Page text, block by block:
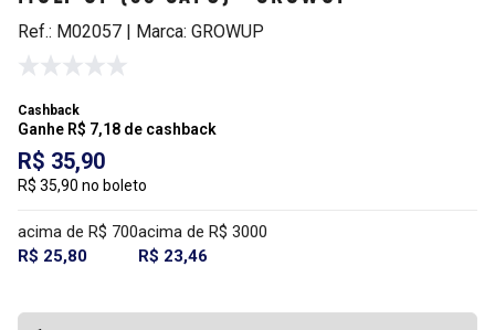
Ref.: M02057 | Marca: GROWUP
Cashback
Ganhe R$ 7,18 de cashback
R$ 35,90
R$ 35,90 no boleto
acima de R$ 700
R$ 25,80
acima de R$ 3000
R$ 23,46